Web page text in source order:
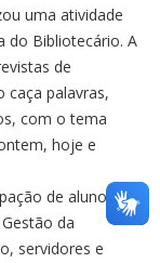
uma atividade
do Bibliotecário. A
de
caça palavras,
com o tema
hoje e
de alunos do
da
servidores e